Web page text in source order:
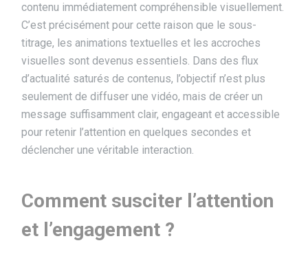
contenu immédiatement compréhensible visuellement.
C’est précisément pour cette raison que le sous-
titrage, les animations textuelles et les accroches
visuelles sont devenus essentiels. Dans des flux
d’actualité saturés de contenus, l’objectif n’est plus
seulement de diffuser une vidéo, mais de créer un
message suffisamment clair, engageant et accessible
pour retenir l’attention en quelques secondes et
déclencher une véritable interaction.
Comment susciter l’attention
et l’engagement ?